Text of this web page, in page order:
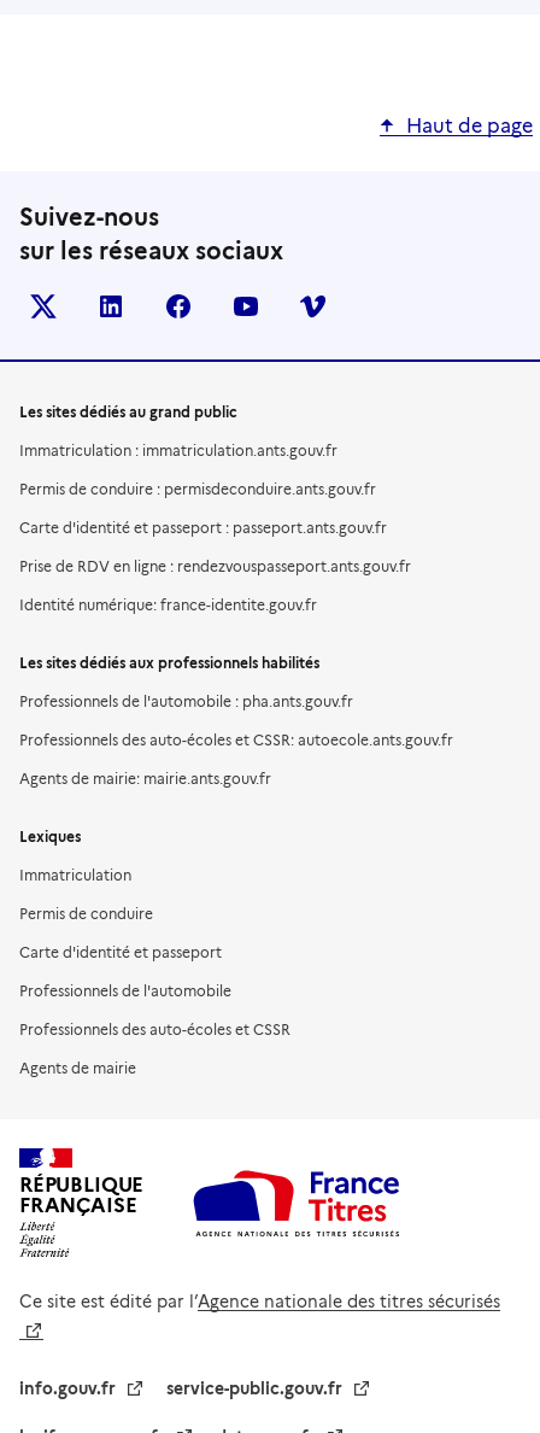
Haut de page
Suivez-nous
sur les réseaux sociaux
X (anciennement TWITTER)
LINKEDINFACEBOOKYOUTUBEVIMEO
Les sites dédiés au grand public
Immatriculation : immatriculation.ants.gouv.fr
Permis de conduire : permisdeconduire.ants.gouv.fr
Carte d'identité et passeport : passeport.ants.gouv.fr
Prise de RDV en ligne : rendezvouspasseport.ants.gouv.fr
Identité numérique: france-identite.gouv.fr
Les sites dédiés aux professionnels habilités
Professionnels de l'automobile : pha.ants.gouv.fr
Professionnels des auto-écoles et CSSR: autoecole.ants.gouv.fr
Agents de mairie: mairie.ants.gouv.fr
Lexiques
Immatriculation
Permis de conduire
Carte d'identité et passeport
Professionnels de l'automobile
Professionnels des auto-écoles et CSSR
Agents de mairie
RÉPUBLIQUE
FRANÇAISE
Ce site est édité par l’Agence nationale des titres sécurisés
info.gouv.fr service-public.gouv.fr